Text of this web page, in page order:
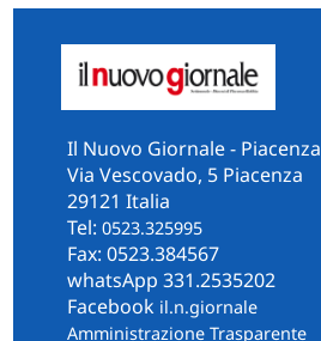
Il Nuovo Giornale - Piacenza
Via Vescovado, 5 Piacenza
29121 Italia
Tel: 0523.325995
Fax: 0523.384567
whatsApp 331.2535202
Facebook il.n.giornale
Amministrazione Trasparente